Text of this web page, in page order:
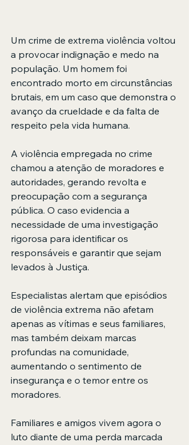
Um crime de extrema violência voltou
a provocar indignação e medo na
população. Um homem foi
encontrado morto em circunstâncias
brutais, em um caso que demonstra o
avanço da crueldade e da falta de
respeito pela vida humana.
A violência empregada no crime
chamou a atenção de moradores e
autoridades, gerando revolta e
preocupação com a segurança
pública. O caso evidencia a
necessidade de uma investigação
rigorosa para identificar os
responsáveis e garantir que sejam
levados à Justiça.
Especialistas alertam que episódios
de violência extrema não afetam
apenas as vítimas e seus familiares,
mas também deixam marcas
profundas na comunidade,
aumentando o sentimento de
insegurança e o temor entre os
moradores.
Familiares e amigos vivem agora o
luto diante de uma perda marcada